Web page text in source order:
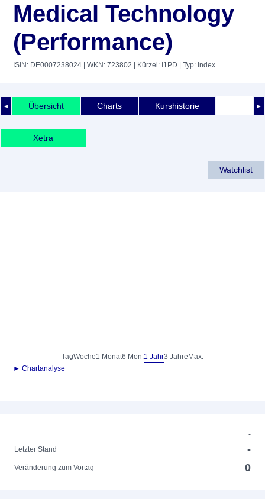
Medical Technology
(Performance)
ISIN: DE0007238024 | WKN: 723802 | Kürzel: I1PD | Typ: Index
◄ ►
Übersicht Charts Kurshistorie
Xetra
Watchlist
TagWoche1 Monat6 Mon.1 Jahr3 Jahre Max.
► Chartanalyse
-
Letzter Stand
-
Veränderung zum Vortag 0